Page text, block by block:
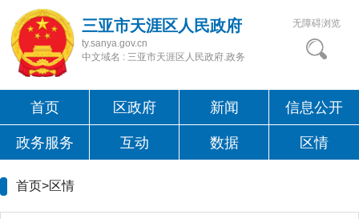
三亚市天涯区人民政府
ty.sanya.gov.cn
中文域名 : 三亚市天涯区人民政府.政务
无障碍浏览
首页 区政府 新闻 信息公开
政务服务 互动 数据 区情
首页>区情